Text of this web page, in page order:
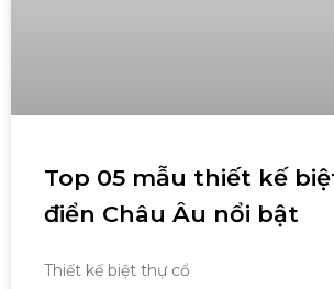
Top 05 mẫu thiết kế
điển Châu Âu nổi bật
Thiết kế biệt thự cổ